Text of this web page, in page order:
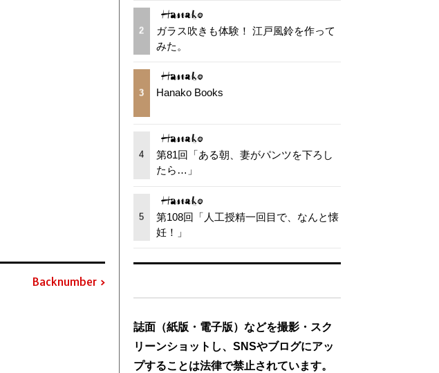
Backnumber
2
ガラス吹きも体験！ 江戸風鈴を作って
みた。
3 Hanako Books
4
第81回「ある朝、妻がパンツを下ろし
たら…」
5
第108回「人工授精一回目で、なんと懐
妊！」
誌面（紙版・電子版）などを撮影・スク
リーンショットし、SNSやブログにアッ
プすることは法律で禁止されています。